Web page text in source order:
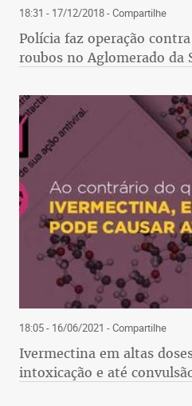
18:31 - 17/12/2018- Compartilhe
Polícia faz operação
roubos no Aglomerado da
18:05 - 16/06/2021 - Compartilhe
Ivermectina em altas
intoxicação e até